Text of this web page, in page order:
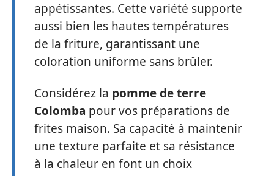
appétissantes. Cette variété supporte
aussi bien les hautes températures
de la friture, garantissant une
coloration uniforme sans brûler.
Considérez la pomme de terre
Colomba pour vos préparations de
frites maison. Sa capacité à maintenir
une texture parfaite et sa résistance
à la chaleur en font un choix